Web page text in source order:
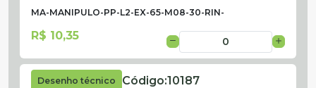
MA-MANIPULO-PP-L2-EX-65-M08-30-RIN-
R$ 10,35
Desenho técnico Código:10187